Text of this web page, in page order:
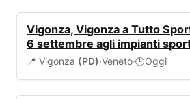
Vigonza, Vigonza a Tutto
6 settembre agli impianti
📍 Vigonza (PD)·Veneto·🕒Oggi